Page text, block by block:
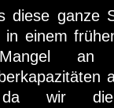
diese ganze
in einem
an
wir die